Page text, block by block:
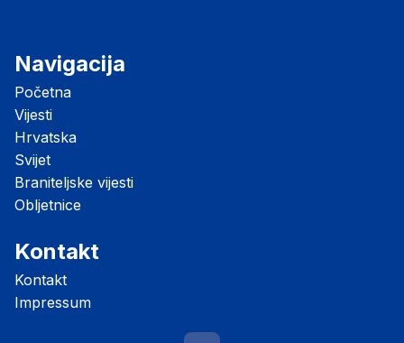
Navigacija
Početna
Vijesti
Hrvatska
Svijet
Braniteljske vijesti
Obljetnice
Kontakt
Kontakt
Impressum